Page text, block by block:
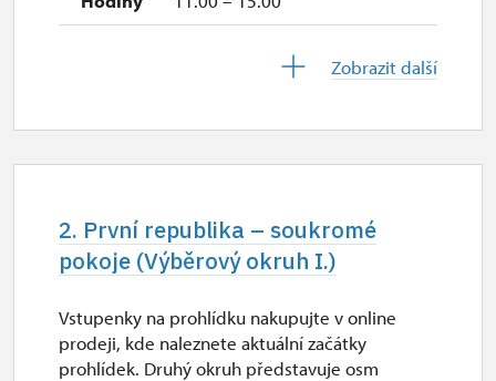
29. 9.-30. 9.
10.30 – 16.00
út–pá
14.00, 15.00
Zobrazit další
2. První republika – soukromé
pokoje (Výběrový okruh I.)
Vstupenky na prohlídku nakupujte v online
prodeji, kde naleznete aktuální začátky
prohlídek. Druhý okruh představuje osm